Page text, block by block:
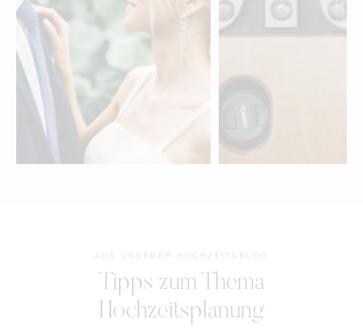
AUS UNSEREM HOCHZEITSBLOG
Tipps zum Thema
Hochzeitsplanung